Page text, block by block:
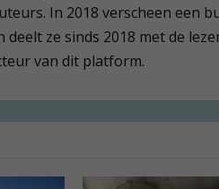
In 2018 verscheen een
ze sinds 2018 met de
van dit platform.